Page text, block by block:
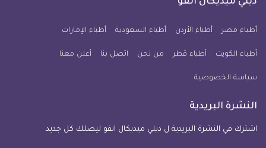
معلومة
للآيفون
أطباء مصر أطباء الأردن أطباء السعودية أطباء الإمارات
أطباء الكويت أطباء قطر من نحن اتصل بنا أعلن معنا
سياسة الخصوصية
النشرة البريدية
اشترك في النشرة البريدية ل ديلي ميديكال انفو ليصلك كل جديد